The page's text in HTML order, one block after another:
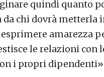
quindi quanto
chi dovrà metterla
amarezza
le relazioni con
i propri